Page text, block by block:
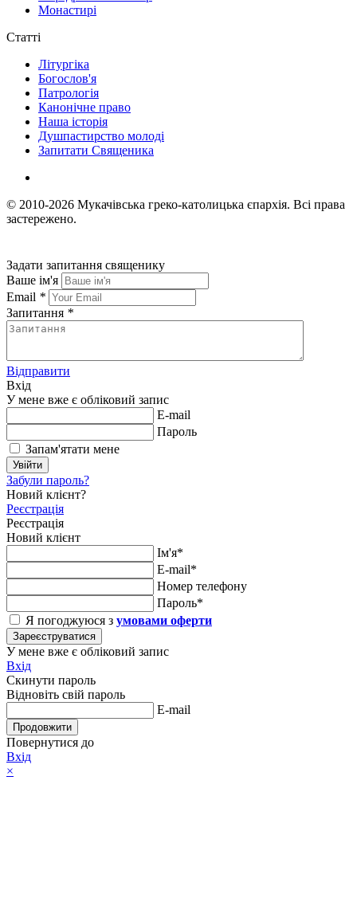
Монастирі
Статті
Літургіка
Богослов'я
Патрологія
Канонічне право
Наша історія
Душпастирство молоді
Запитати Священика
© 2010-2026 Мукачівська греко-католицька єпархія. Всі права
застережено.
Задати запитання священику
Ваше ім'я
Email *
Запитання *
Відправити
Вхід
У мене вже є обліковий запис
E-mail
Пароль
Запам'ятати мене
Увійти
Забули пароль?
Новий клієнт?
Реєстрація
Реєстрація
Новий клієнт
Ім'я*
E-mail*
Номер телефону
Пароль*
Я погоджуюся з умовами оферти
Зареєструватися
У мене вже є обліковий запис
Вхід
Скинути пароль
Відновіть свій пароль
E-mail
Продовжити
Повернутися до
Вхід
×